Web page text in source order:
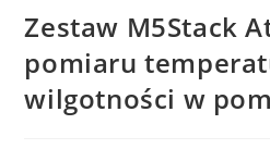
Zestaw M5Stack
pomiaru
wilgotności w